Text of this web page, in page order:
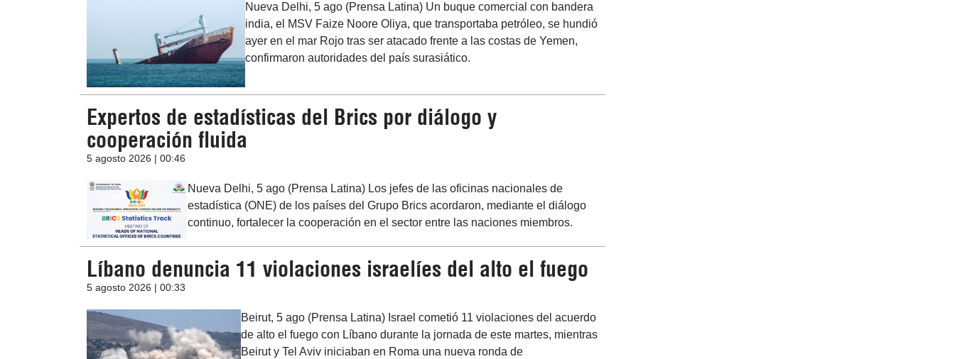
Nueva Delhi, 5 ago (Prensa Latina) Un buque comercial con bandera
india, el MSV Faize Noore Oliya, que transportaba petróleo, se hundió
ayer en el mar Rojo tras ser atacado frente a las costas de Yemen,
confirmaron autoridades del país surasiático.
Expertos de estadísticas del Brics por diálogo y
cooperación fluida
5 agosto 2026 | 00:46
Nueva Delhi, 5 ago (Prensa Latina) Los jefes de las oficinas nacionales de
estadística (ONE) de los países del Grupo Brics acordaron, mediante el diálogo
continuo, fortalecer la cooperación en el sector entre las naciones miembros.
Líbano denuncia 11 violaciones israelíes del alto el fuego
5 agosto 2026 | 00:33
Beirut, 5 ago (Prensa Latina) Israel cometió 11 violaciones del acuerdo
de alto el fuego con Líbano durante la jornada de este martes, mientras
Beirut y Tel Aviv iniciaban en Roma una nueva ronda de